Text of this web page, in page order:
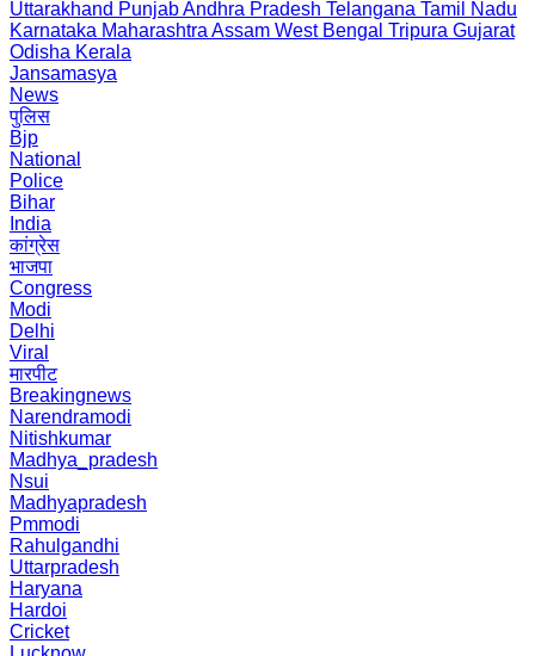
Uttarakhand PunjabAndhra Pradesh Telangana Tamil Nadu
Karnataka Maharashtra Assam West Bengal Tripura Gujarat
Odisha Kerala
Jansamasya
News
पुलिस
Bjp
National
Police
Bihar
India
कांग्रेस
भाजपा
Congress
Modi
Delhi
Viral
मारपीट
Breakingnews
Narendramodi
Nitishkumar
Madhya_pradesh
Nsui
Madhyapradesh
Pmmodi
Rahulgandhi
Uttarpradesh
Haryana
Hardoi
Cricket